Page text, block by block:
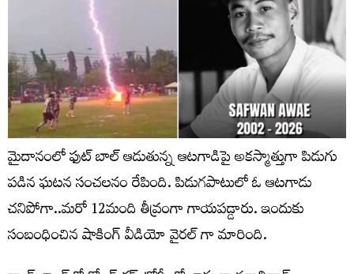
మైదానంలో ఫుట్ బాల్ ఆడుతున్న ఆటగాడిపై అకస్మాత్తుగా పిడుగు
పడిన ఘటన సంచలనం రేపింది. పిడుగపాటులో ఓ ఆటగాడు
చనిపోగా..మరో 12మంది తీవ్రంగా గాయపడ్డారు. ఇందుకు
సంబంధించిన షాకింగ్ వీడియో వైరల్ గా మారింది.